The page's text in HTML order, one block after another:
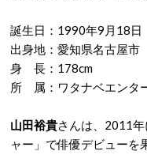
誕生日：1990年9月18日
出身地：愛知県名古屋市
身 長：178cm
所 属：ワタナベエンタ
山田裕貴さんは、2011
ャー」で俳優デビューを